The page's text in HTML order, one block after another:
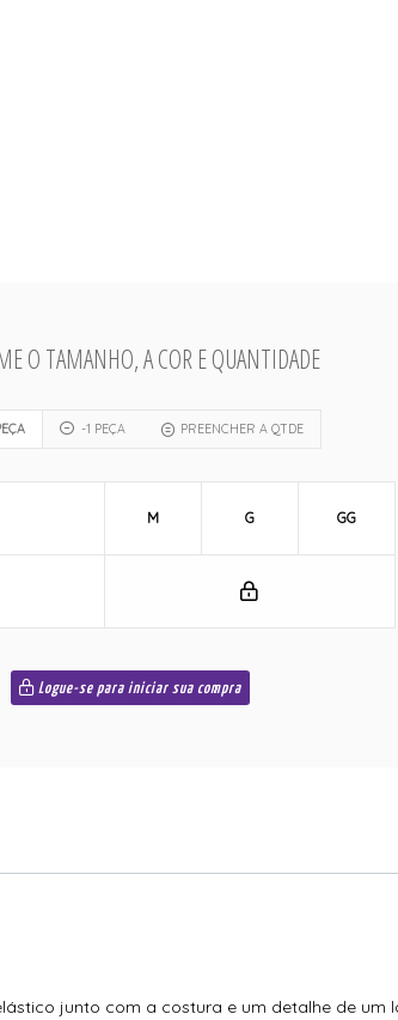
O TAMANHO, A COR E QUANTIDADE
-1 PEÇA PREENCHER A QTDE
M G GG
Logue-se para iniciar sua compra
junto com a costura e um detalhe de um